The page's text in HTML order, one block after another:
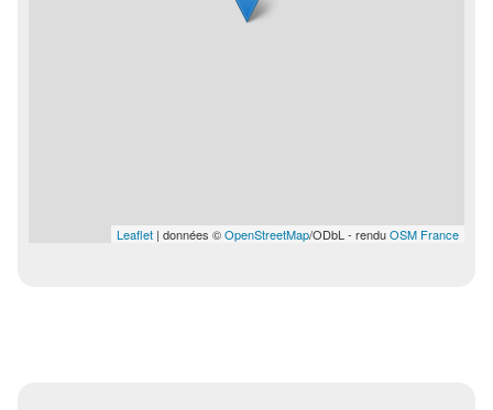
Leaflet | données ©OpenStreetMap/ODbL - renduOSM France